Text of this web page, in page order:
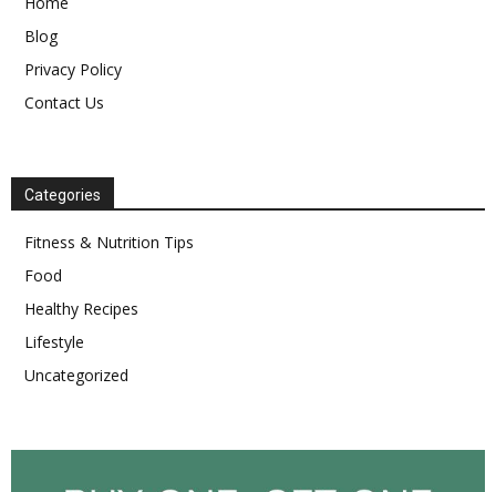
Blog
Privacy Policy
Contact Us
Categories
Fitness & Nutrition Tips
Food
Healthy Recipes
Lifestyle
Uncategorized